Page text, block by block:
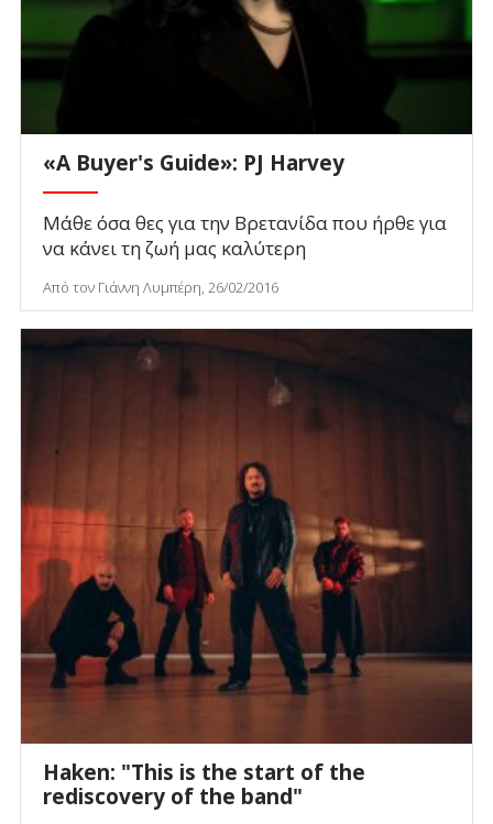
«A Buyer's Guide»: PJ Harvey
Μάθε όσα θες για την Βρετανίδα που ήρθε για
να κάνει τη ζωή μας καλύτερη
Από τον Γιάννη Λυμπέρη, 26/02/2016
Haken: "This is the start of the
rediscovery of the band"